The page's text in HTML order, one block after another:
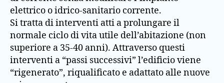
elettrico o idrico-sanitario corrente.
Si tratta di interventi atti a prolungare il
normale ciclo di vita utile dell’abitazione (non
superiore a 35-40 anni). Attraverso questi
interventi a “passi successivi” l’edificio viene
“rigenerato”, riqualificato e adattato alle nuove